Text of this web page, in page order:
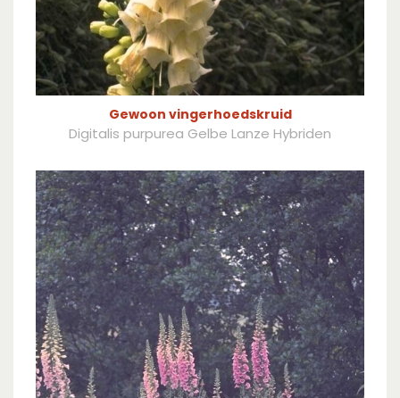
Gewoon vingerhoedskruid
Digitalis purpurea Gelbe Lanze Hybriden